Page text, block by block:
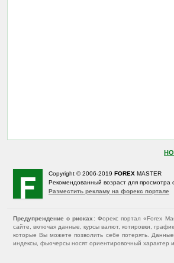
Copyright © 2006-2019 FOREX MASTER
Рекомендованный возраст для просмотра
Разместить рекламу на форекс портале
Предупреждение о рисках : Форекс портал «Forex
сайте, включая данные, курсы валют, котировки,
которые Вы можете позволить себе потерять.
индексы, фьючерсы носят ориентировочный характер